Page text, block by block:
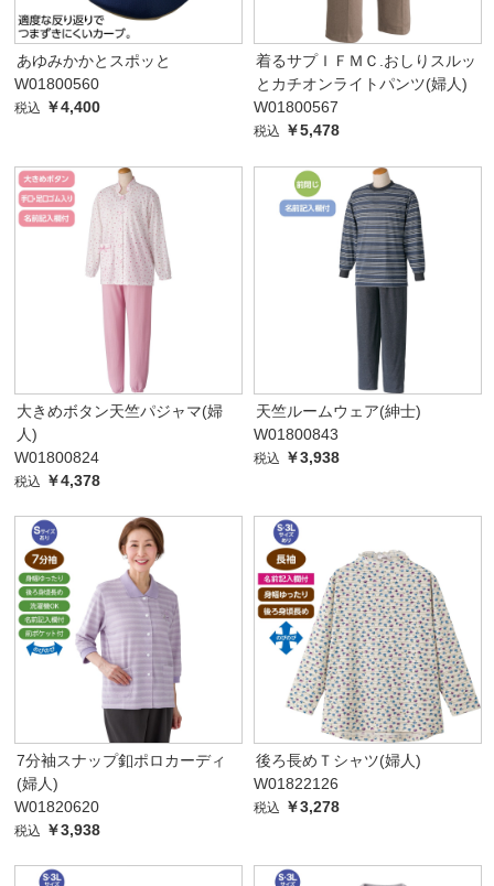
あゆみかかとスポッと
W01800560
税込 ￥4,400
着るサプＩＦＭＣ.おしりスルッ
とカチオンライトパンツ(婦人)
W01800567
税込 ￥5,478
大きめボタン天竺パジャマ(婦
人)
W01800824
税込 ￥4,378
天竺ルームウェア(紳士)
W01800843
税込 ￥3,938
7分袖スナップ釦ポロカーディ
(婦人)
W01820620
税込 ￥3,938
後ろ長めＴシャツ(婦人)
W01822126
税込 ￥3,278